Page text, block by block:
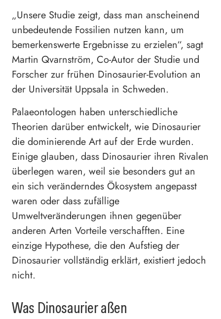
„Unsere Studie zeigt, dass man anscheinend
unbedeutende Fossilien nutzen kann, um
bemerkenswerte Ergebnisse zu erzielen“, sagt
Martin Qvarnström, Co-Autor der Studie und
Forscher zur frühen Dinosaurier-Evolution an
der Universität Uppsala in Schweden.
Palaeontologen haben unterschiedliche
Theorien darüber entwickelt, wie Dinosaurier
die dominierende Art auf der Erde wurden.
Einige glauben, dass Dinosaurier ihren Rivalen
überlegen waren, weil sie besonders gut an
ein sich veränderndes Ökosystem angepasst
waren oder dass zufällige
Umweltveränderungen ihnen gegenüber
anderen Arten Vorteile verschafften. Eine
einzige Hypothese, die den Aufstieg der
Dinosaurier vollständig erklärt, existiert jedoch
nicht.
Was Dinosaurier aßen